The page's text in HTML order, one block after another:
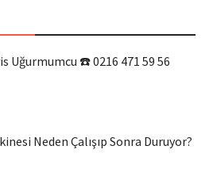
Uğurmumcu ☎️ 0216 471 59 56
Neden Çalışıp Sonra Duruyor?